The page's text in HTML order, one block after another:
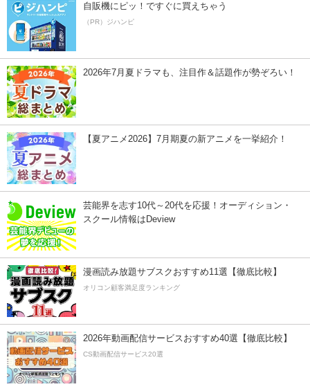
自販機にピッ！ですぐに買えちゃう
（PR）ジハンピ
2026年7月夏ドラマも、注目作＆話題作が勢ぞろい！
【夏アニメ2026】7月期夏の新アニメを一挙紹介！
芸能界を志す10代～20代を応援！オーディション・
スクール情報はDeview
漫画読み放題サブスクおすすめ11選【徹底比較】
オリコン顧客満足度ランキング
2026年動画配信サービスおすすめ40選【徹底比較】
CS動画配信サービス20選